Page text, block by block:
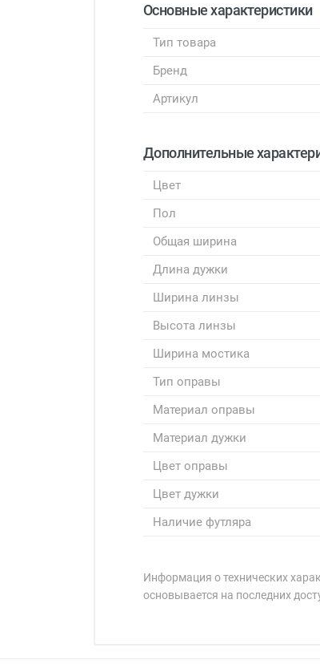
Основные характеристики
Тип товара
Бренд
Артикул
Дополнительные
Цвет
Пол
Общая ширина
Длина дужки
Ширина линзы
Высота линзы
Ширина мостика
Тип оправы
Материал оправы
Материал дужки
Цвет оправы
Цвет дужки
Наличие футляра
Информация о технических
основывается на последних